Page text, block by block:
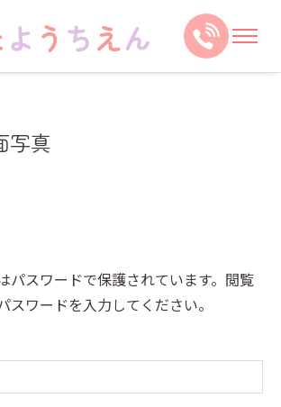
写真
パスワードで保護されています。閲覧
スワードを入力してください。